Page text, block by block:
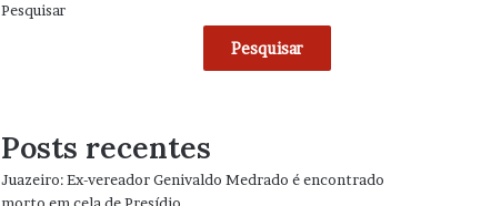
Pesquisar
Pesquisar
Posts recentes
Juazeiro: Ex-vereador Genivaldo Medrado é encontrado